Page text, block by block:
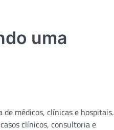
uma
médicos, clínicas e hospitais.
clínicos, consultoria e